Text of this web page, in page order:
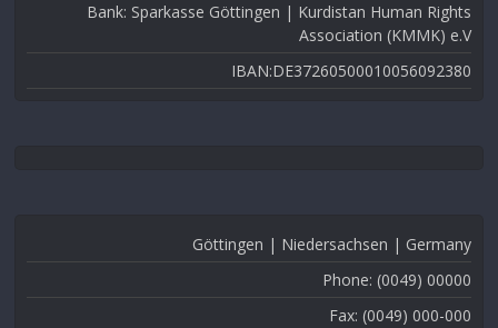
Bank: Sparkasse Göttingen | Kurdistan Human Rights
Association (KMMK) e.V
IBAN:DE37260500010056092380
Göttingen | Niedersachsen | Germany
Phone: (0049) 00000
Fax: (0049) 000-000